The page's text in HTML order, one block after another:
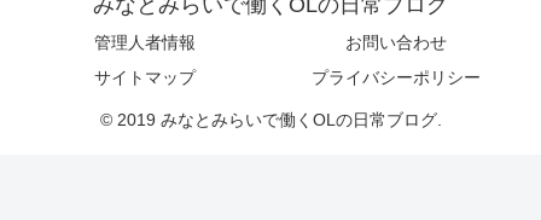
みなとみらいで働くOLの日常ブログ
管理人者情報
お問い合わせ
サイトマップ
プライバシーポリシー
© 2019 みなとみらいで働くOLの日常ブログ.